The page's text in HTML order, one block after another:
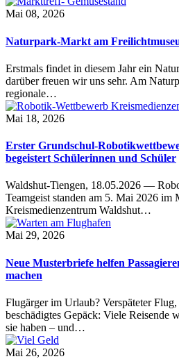
Mai 08, 2026
Naturpark-Markt am
Erstmals findet in diesem Jahr ein
darüber freuen wir uns sehr. Am
regionale…
Mai 18, 2026
Erster Grundschul-
begeistert Schülerinnen und Schüler
Waldshut-Tiengen, 18.05.2026 —
Teamgeist standen am 5. Mai 2026 im
Kreismedienzentrum Waldshut…
Mai 29, 2026
Neue Musterbriefe helfen
machen
Flugärger im Urlaub? Verspäteter
beschädigtes Gepäck: Viele Reisende
sie haben – und…
Mai 26, 2026